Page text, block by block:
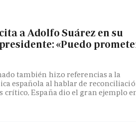
a Adolfo Suárez en su
«Puedo
también hizo referencias a la
española al hablar de
crítico, España dio el gran ejemplo